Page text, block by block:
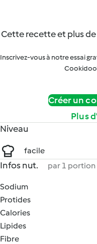
Cette recette et plus
Inscrivez-vous à notre essai
Créer un
Plus
Niveau
facile
Infos nut. par 1 portion
Sodium
Protides
Calories
Lipides
Fibre